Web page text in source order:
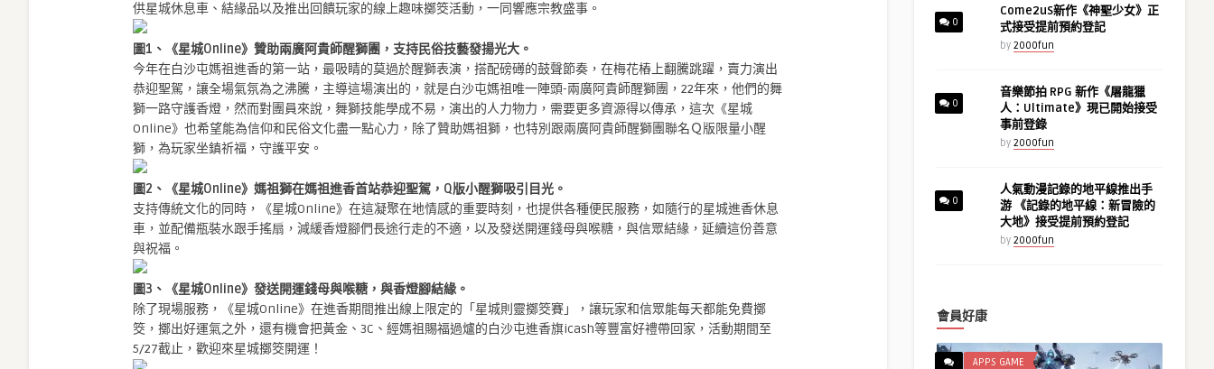
母
休
息
車
祈
福〉
中
供星城休息車、結緣品以及推出回饋玩家的線上趣味擲筊活動， 一同響應宗教盛事。
圖1、《星城Online》贊助兩廣阿貴師醒獅團， 支持民俗技藝發揚光大。
今年在白沙屯媽祖進香的第一站，最吸睛的莫過於醒獅表演， 搭配磅礡的鼓聲節奏，在梅花樁上翻騰跳躍，賣力演出
恭迎聖駕， 讓全場氣氛為之沸騰，主導這場演出的，就是白沙屯媽祖唯一陣頭-兩廣阿貴師醒獅團，22年來，他們的舞
獅一路守護香燈， 然而對團員來說，舞獅技能學成不易，演出的人力物力， 需要更多資源得以傳承，這次《星城
Online》 也希望能為信仰和民俗文化盡一點心力，除了贊助媽祖獅， 也特別跟兩廣阿貴師醒獅團聯名Ｑ版限量小醒
獅，為玩家坐鎮祈福， 守護平安。
圖2、《星城Online》媽祖獅在媽祖進香首站恭迎聖駕， Q版小醒獅吸引目光。
支持傳統文化的同時，《星城Online》 在這凝聚在地情感的重要時刻，也提供各種便民服務， 如隨行的星城進香休息
車，並配備瓶裝水跟手搖扇， 減緩香燈腳們長途行走的不適，以及發送開運錢母與喉糖， 與信眾結緣，延續這份善意
與祝福。
圖3、《星城Online》發送開運錢母與喉糖，與香燈腳結緣。
除了現場服務，《星城Online》在進香期間推出線上限定的「 星城則靈擲筊賽」，讓玩家和信眾能每天都能免費擲
筊， 擲出好運氣之外，還有機會把黃金、3C、 經媽祖賜福過爐的白沙屯進香旗icash等豐富好禮帶回家， 活動期間至
5/27截止，歡迎來星城擲筊開運！
0
Come2uS新作《神聖少女》正
式接受提前預約登記
by 2000fun
0
音樂節拍 RPG 新作《屠龍獵
人：Ultimate》現已開始接受
事前登錄
by 2000fun
0
人氣動漫記錄的地平線推出手
游 《記錄的地平線：新冒險的
大地》接受提前預約登記
by 2000fun
會員好康
APPS GAME